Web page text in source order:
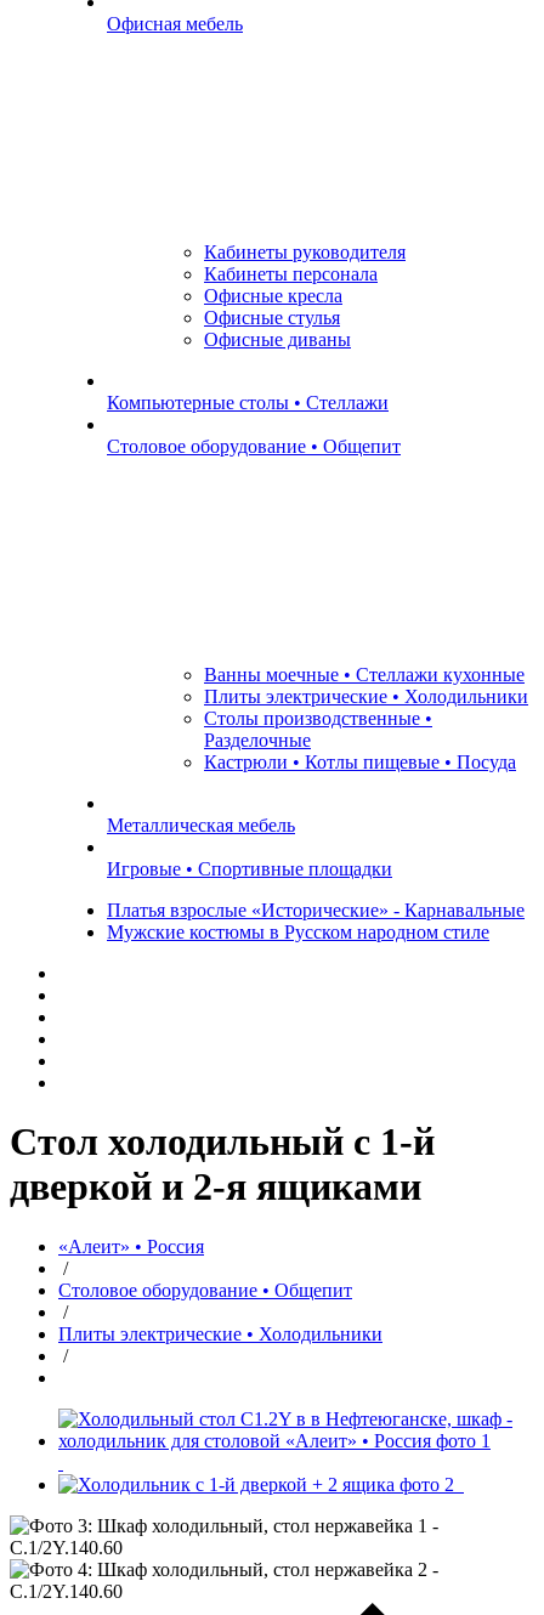
Офисная мебель
Кабинеты руководителя
Кабинеты персонала
Офисные кресла
Офисные стулья
Офисные диваны
Компьютерные столы • Стеллажи
Столовое оборудование • Общепит
Ванны моечные • Стеллажи кухонные
Плиты электрические • Холодильники
Столы производственные •
Разделочные
Кастрюли • Котлы пищевые • Посуда
Металлическая мебель
Игровые • Спортивные площадки
Платья взрослые «Исторические» - Карнавальные
Мужские костюмы в Русском народном стиле
Стол холодильный с 1-й
дверкой и 2-я ящиками
«Алеит» • Россия
/
Столовое оборудование • Общепит
/
Плиты электрические • Холодильники
/